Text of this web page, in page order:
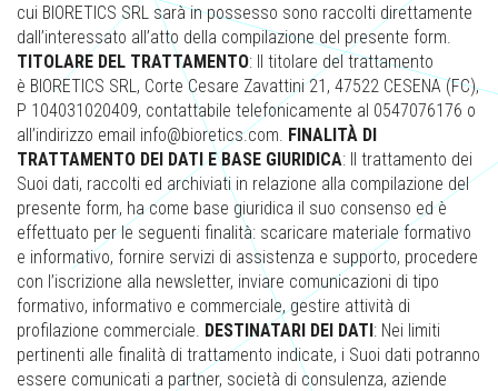
cui BIORETICS SRL sarà in possesso sono raccolti direttamente
dall’interessato all’atto della compilazione del presente form.
TITOLARE DEL TRATTAMENTO: Il titolare del trattamento
è BIORETICS SRL, Corte Cesare Zavattini 21, 47522 CESENA (FC),
P 104031020409, contattabile telefonicamente al 0547076176 o
all’indirizzo email info@bioretics.com. FINALITÀ DI
TRATTAMENTO DEI DATI E BASE GIURIDICA: Il trattamento dei
Suoi dati, raccolti ed archiviati in relazione alla compilazione del
presente form, ha come base giuridica il suo consenso ed è
effettuato per le seguenti finalità: scaricare materiale formativo
e informativo, fornire servizi di assistenza e supporto, procedere
con l’iscrizione alla newsletter, inviare comunicazioni di tipo
formativo, informativo e commerciale, gestire attività di
profilazione commerciale. DESTINATARI DEI DATI: Nei limiti
pertinenti alle finalità di trattamento indicate, i Suoi dati potranno
essere comunicati a partner, società di consulenza, aziende